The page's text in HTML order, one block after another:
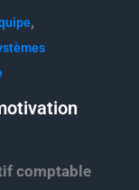
,
comptable